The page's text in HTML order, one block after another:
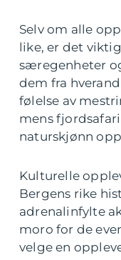
Selv om alle
like, er det
særegenheter
dem fra
følelse av
mens
naturskjønn
Kulturelle
Bergens rike
adrenalinfylte
moro for de
velge en